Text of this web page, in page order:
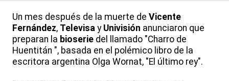
Un mes después de la muerte de Vicente
Fernández, Televisa y Univisión anunciaron que
preparan la bioserie del llamado "Charro de
Huentitán ", basada en el polémico libro de la
escritora argentina Olga Wornat, "El último rey".